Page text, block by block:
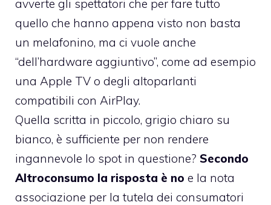
avverte gli spettatori che per fare tutto
quello che hanno appena visto non basta
un melafonino, ma ci vuole anche
“dell’hardware aggiuntivo”, come ad esempio
una Apple TV o degli altoparlanti
compatibili con AirPlay.
Quella scritta in piccolo, grigio chiaro su
bianco, è sufficiente per non rendere
ingannevole lo spot in questione? Secondo
Altroconsumo la risposta è no e la nota
associazione per la tutela dei consumatori